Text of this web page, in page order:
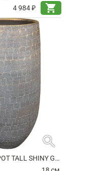
4 984 ₽
shopping_cart
search
ВАЗА RENZO POT TALL SHINY GREY